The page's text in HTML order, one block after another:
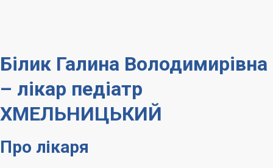
Білик Галина Володимирівна
– лікар педіатр
ХМЕЛЬНИЦЬКИЙ
Про лікаря